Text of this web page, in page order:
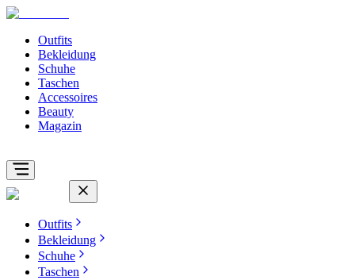
Outfits
Bekleidung
Schuhe
Taschen
Accessoires
Beauty
Magazin
Outfits
Bekleidung
Schuhe
Taschen